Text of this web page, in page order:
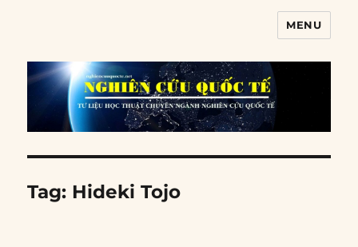
MENU
Tag: Hideki Tojo